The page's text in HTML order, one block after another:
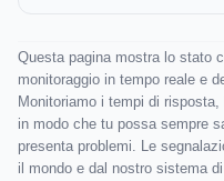
Questa pagina mostra lo stato
monitoraggio in tempo reale e
Monitoriamo i tempi di
in modo che tu possa sempre
presenta problemi. Le
il mondo e dal nostro sistema